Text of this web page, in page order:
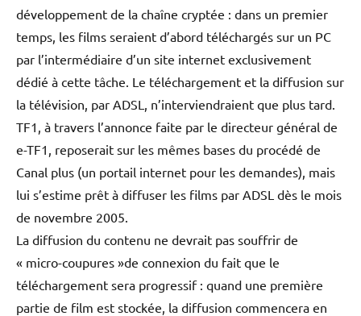
développement de la chaîne cryptée : dans un premier
temps, les films seraient d’abord téléchargés sur un PC
par l’intermédiaire d’un site internet exclusivement
dédié à cette tâche. Le téléchargement et la diffusion sur
la télévision, par ADSL, n’interviendraient que plus tard.
TF1, à travers l’annonce faite par le directeur général de
e-TF1, reposerait sur les mêmes bases du procédé de
Canal plus (un portail internet pour les demandes), mais
lui s’estime prêt à diffuser les films par ADSL dès le mois
de novembre 2005.
La diffusion du contenu ne devrait pas souffrir de
« micro-coupures »de connexion du fait que le
téléchargement sera progressif : quand une première
partie de film est stockée, la diffusion commencera en